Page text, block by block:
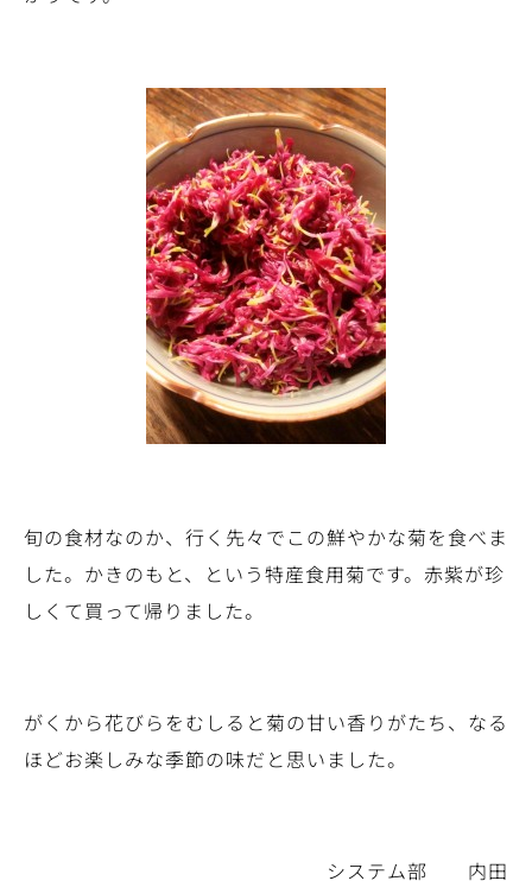
旬の食材なのか、行く先々でこの鮮やかな菊を食べま
した。かきのもと、という特産食用菊です。赤紫が珍
しくて買って帰りました。
がくから花びらをむしると菊の甘い香りがたち、なる
ほどお楽しみな季節の味だと思いました。
システム部 内田